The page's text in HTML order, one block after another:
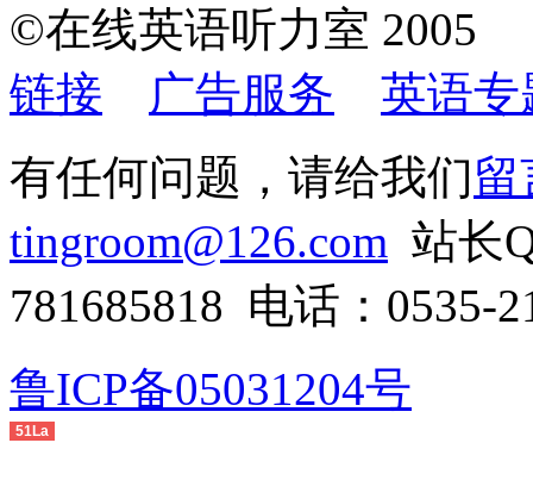
©在线英语听力室
链接
广告服务
英语专
有任何问题，请给我们留
tingroom@126.com 站长
781685818 电话：0535-
鲁ICP备05031204号
51La